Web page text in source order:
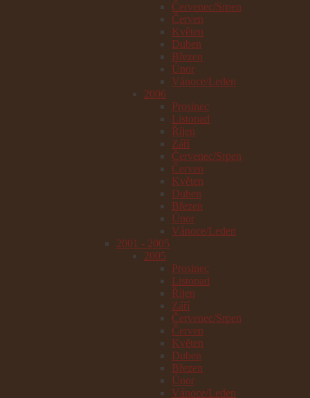
Červenec/Srpen
Červen
Květen
Duben
Březen
Únor
Vánoce/Leden
2006
Prosinec
Listopad
Říjen
Září
Červenec/Srpen
Červen
Květen
Duben
Březen
Únor
Vánoce/Leden
2001 - 2005
2005
Prosinec
Listopad
Říjen
Září
Červenec/Srpen
Červen
Květen
Duben
Březen
Únor
Vánoce/Leden